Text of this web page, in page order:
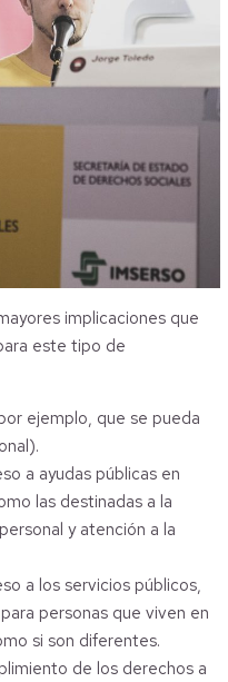
implicaciones que
este tipo de
ejemplo, que se pueda
a ayudas públicas en
las destinadas a la
y atención a la
a los servicios públicos,
personas que viven en
si son diferentes.
de los derechos a